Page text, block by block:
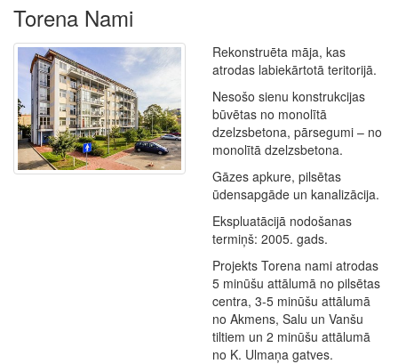
Torena Nami
Rekonstruēta māja, kas
atrodas labiekārtotā teritorijā.
Nesošo sienu konstrukcijas
būvētas no monolītā
dzelzsbetona, pārsegumi – no
monolītā dzelzsbetona.
Gāzes apkure, pilsētas
ūdensapgāde un kanalizācija.
Ekspluatācijā nodošanas
termiņš: 2005. gads.
Projekts Torena nami atrodas
5 minūšu attālumā no pilsētas
centra, 3-5 minūšu attālumā
no Akmens, Salu un Vanšu
tiltiem un 2 minūšu attālumā
no K. Ulmaņa gatves.